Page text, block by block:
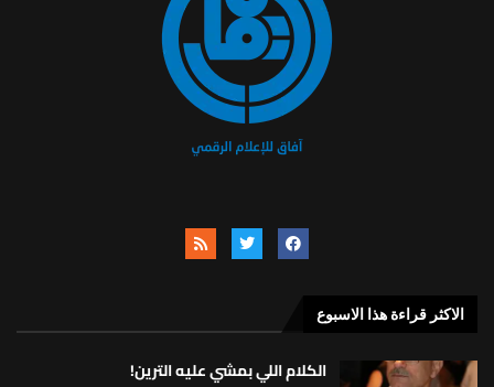
الاكثر قراءة هذا الاسبوع
الكلام اللي بمشي عليه الترين!